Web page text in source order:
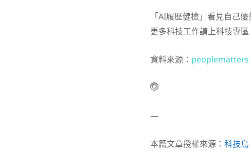
「AI履歷健檢」看見自己優
更多科技工作請上科技專區
資料來源： peoplematters
—
本篇文章授權來源： 科技島